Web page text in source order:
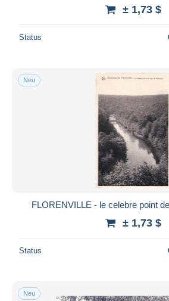
± 1,73 $
Status
Neu
FLORENVILLE - le celebre point
± 1,73 $
Status
Neu